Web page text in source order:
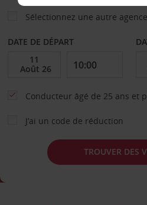
Sélectionnez une autre
DATE DE DÉPART
Conducteur âgé de 25 ans et
J’ai un code de réduction
TROUVER DES